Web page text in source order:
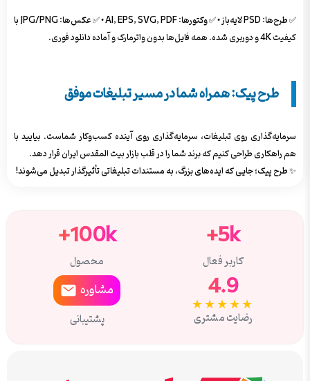
✅ طرح‌ها: PSD لایه‌باز • ✅ وکتورها: AI, EPS, SVG, PDF • ✅ عکس‌ها: JPG/PNG با
کیفیت 4K و دوربری شده. همه فایل‌ها بدون واترمارک و آماده دانلود فوری.
طرح پیک: همراه شما در مسیر تبلیغات موفق
سرمایه‌گذاری روی تبلیغات، سرمایه‌گذاری روی آینده کسب‌وکار شماست. بیایید با
هم راهکاری طراحی کنیم که برند شما را در قلب بازار بیت المقدس ایران قرار دهد.
✨ طرح پیک؛ جایی که ایده‌های بزرگ، به مستندات تبلیغاتی تأثیرگذار تبدیل می‌شوند!
5k+
کاربر فعال
100k+
محصول
4.9
★★★★★
رضایت مشتری
مشاوره
پشتیبانی